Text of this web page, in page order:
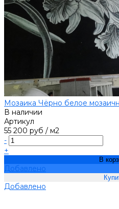
Мозаика Чёрно белое
В наличии
Артикул
55 200 руб / м2
-
+
В
Добавлено
Добавлено